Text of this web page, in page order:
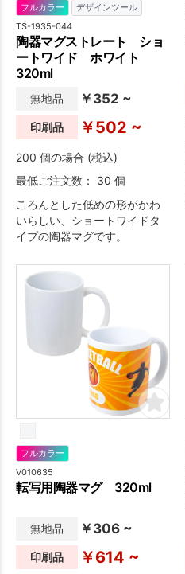
フルカラー デザインツール
TS-1935-044
陶器マグストレート ショ
ートワイド ホワイト
320ml
無地品 ￥352 ~
印刷品 ￥502 ~
200 個の場合 (税込)
最低ご注文数： 30 個
ころんとした低めの形がかわ
いらしい、ショートワイドタ
イプの陶器マグです。
フルカラー
V010635
転写用陶器マグ 320ml
無地品 ￥306 ~
印刷品 ￥614 ~